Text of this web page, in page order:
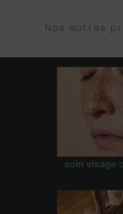
Nos autres
soin visage